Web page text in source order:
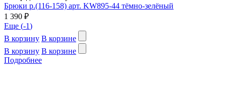
Брюки р.(116-158) арт. KW895-44 тёмно-зелёный
1 390 ₽
Еще (-1)
В корзину В корзине
В корзину В корзине
Подробнее